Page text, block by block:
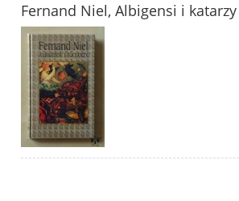
Fernand Niel, Albigensi i katarzy